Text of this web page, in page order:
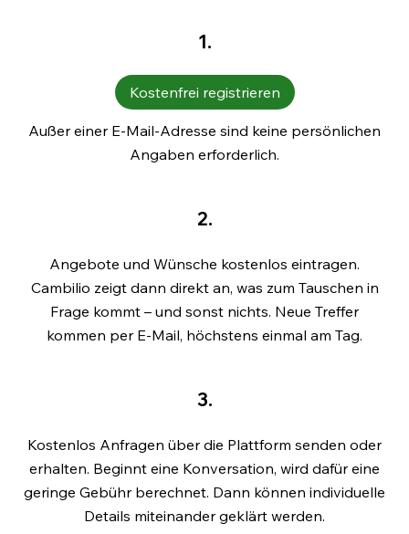
1.
Kostenfrei registrieren
Außer einer E-Mail-Adresse sind keine persönlichen
Angaben erforderlich.
2.
Angebote und Wünsche kostenlos eintragen.
Cambilio zeigt dann direkt an, was zum Tauschen in
Frage kommt – und sonst nichts. Neue Treffer
kommen per E-Mail, höchstens einmal am Tag.
3.
Kostenlos Anfragen über die Plattform senden oder
erhalten. Beginnt eine Konversation, wird dafür eine
geringe Gebühr berechnet. Dann können individuelle
Details miteinander geklärt werden.